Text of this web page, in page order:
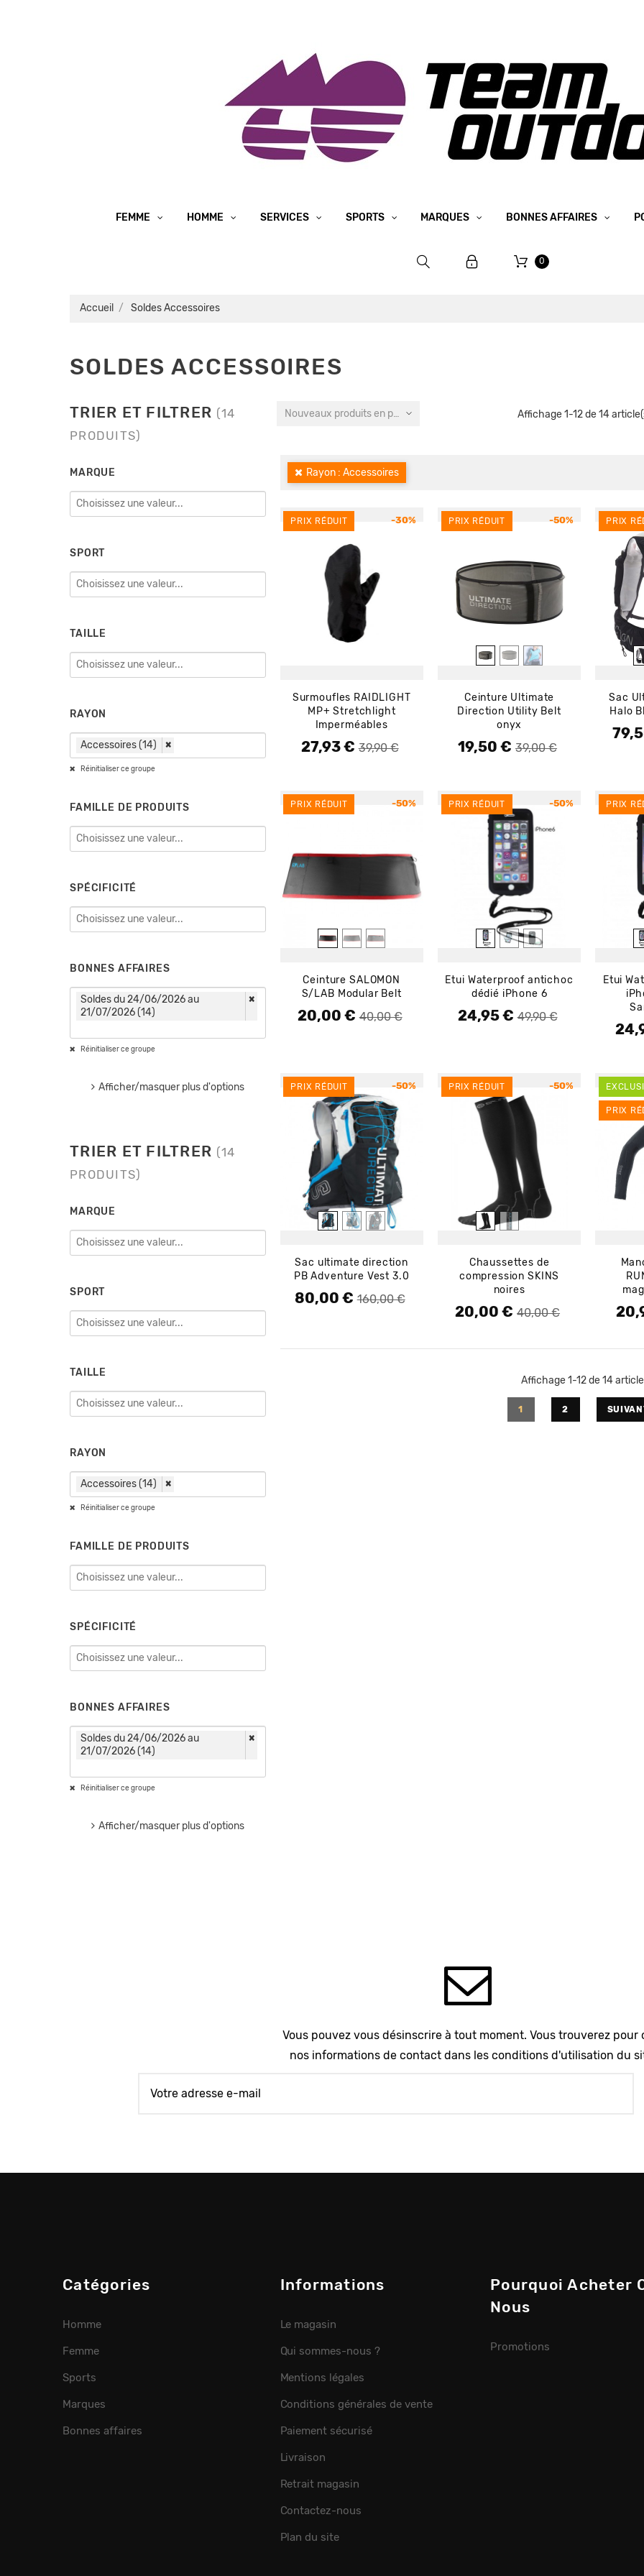
FEMME HOMME SERVICES SPORTS MARQUES BONNES AFFAIRES
0
Accueil Soldes Accessoires
SOLDES ACCESSOIRES
TRIER ET FILTRER (14
PRODUITS)
MARQUE
SPORT
TAILLE
RAYON
Accessoires (14) ×
Réinitialiser ce groupe
FAMILLE DE PRODUITS
SPÉCIFICITÉ
BONNES AFFAIRES
Soldes du 24/06/2026 au
21/07/2026 (14)
×
Réinitialiser ce groupe
Afficher/masquer plus d'options
TRIER ET FILTRER (14
PRODUITS)
MARQUE
SPORT
TAILLE
RAYON
Accessoires (14) ×
Réinitialiser ce groupe
FAMILLE DE PRODUITS
SPÉCIFICITÉ
BONNES AFFAIRES
Soldes du 24/06/2026 au
21/07/2026 (14)
×
Réinitialiser ce groupe
Afficher/masquer plus d'options
Nouveaux produits en premier Affichage 1-12 de 14
Rayon : Accessoires
PRIX RÉDUIT -30%
Surmoufles RAIDLIGHT
MP+ Stretchlight
Imperméables
Prix de base39,90 €
Prix
27,93 €
PRIX RÉDUIT -50%
Ceinture Ultimate
Direction Utility Belt
onyx
Prix de base39,00 €
Prix
19,50 €
PRIX
Sac
Halo
Prix
Prix
PRIX RÉDUIT -50%
Ceinture SALOMON
S/LAB Modular Belt
Prix de base 40,00 €
Prix
20,00 €
PRIX RÉDUIT -50%
Etui Waterproof antichoc
dédié iPhone 6
Prix de base49,90 €
Prix
24,95 €
PRIX
Etui
Prix
Prix
PRIX RÉDUIT -50%
Sac ultimate direction
PB Adventure Vest 3.0
Prix de base 160,00 €
Prix
80,00 €
PRIX RÉDUIT -50%
Chaussettes de
compression SKINS
noires
Prix de base 40,00 €
Prix
20,00 €
PRIX
Prix
Prix
Affichage 1-12 de 14
1 2
Vous pouvez vous désinscrire à tout moment. Vous trouverez pour
nos informations de contact dans les conditions d'utilisation du
Catégories
Homme
Femme
Sports
Marques
Bonnes affaires
Informations
Le magasin
Qui sommes-nous ?
Mentions légales
Conditions générales de vente
Paiement sécurisé
Livraison
Retrait magasin
Contactez-nous
Plan du site
Pourquoi Acheter
Nous
Promotions